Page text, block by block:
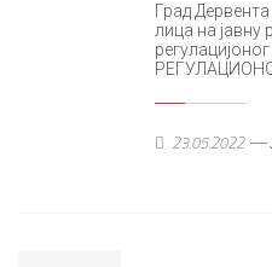
Град
лица на јавну
23.05.2022